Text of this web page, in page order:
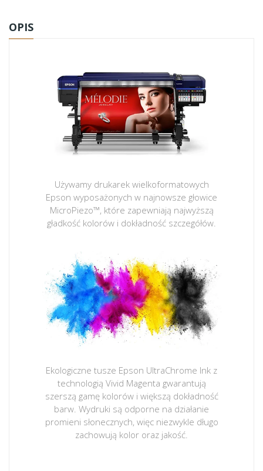
OPIS
Używamy drukarek wielkoformatowych
Epson wyposażonych w najnowsze głowice
MicroPiezo™, które zapewniają najwyższą
gładkość kolorów i dokładność szczegółów.
Ekologiczne tusze Epson UltraChrome Ink z
technologią Vivid Magenta gwarantują
szerszą gamę kolorów i większą dokładność
barw. Wydruki są odporne na działanie
promieni słonecznych, więc niezwykle długo
zachowują kolor oraz jakość.